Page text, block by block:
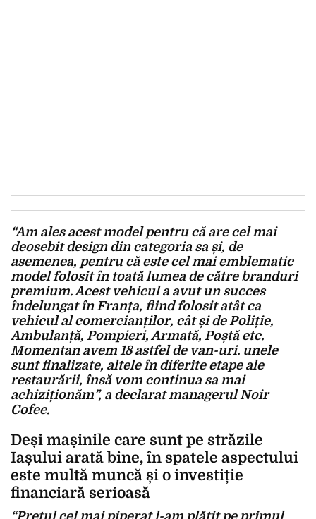
“Am ales acest model pentru că are cel mai
deosebit design din categoria sa și, de
asemenea, pentru că este cel mai emblematic
model folosit în toată lumea de către branduri
premium. Acest vehicul a avut un succes
îndelungat în Franța, fiind folosit atât ca
vehicul al comercianților, cât și de Poliție,
Ambulanță, Pompieri, Armată, Poștă etc.
Momentan avem 18 astfel de van-uri. unele
sunt finalizate, altele în diferite etape ale
restaurării, însă vom continua sa mai
achiziționăm”, a declarat managerul Noir
Cofee.
Deși mașinile care sunt pe străzile
Iașului arată bine, în spatele aspectului
este multă muncă și o investiție
financiară serioasă
“Prețul cel mai piperat l-am plătit pe primul